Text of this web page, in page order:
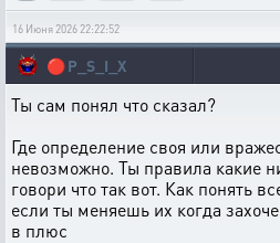
16 Июня 2026 22:22:52
🔴P_S_I_X
Ты сам понял что сказал?
Где определение своя или
невозможно. Ты правила какие
говори что так вот. Как понять
если ты меняешь их когда
в плюс